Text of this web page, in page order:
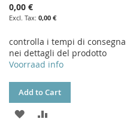
0,00 €
0,00 €
controlla i tempi di consegna
nei dettagli del prodotto
Voorraad info
Add to Cart
ADD